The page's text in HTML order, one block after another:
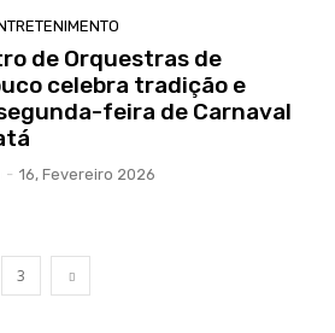
de Orquestras de
celebra tradição e
feira de Carnaval
- 16, Fevereiro 2026
3